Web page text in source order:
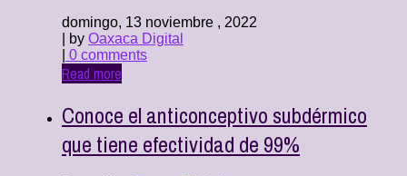
domingo, 13 noviembre , 2022
| by Oaxaca Digital
0 comments
Read more
Conoce el anticonceptivo subdérmico
que tiene efectividad de 99%